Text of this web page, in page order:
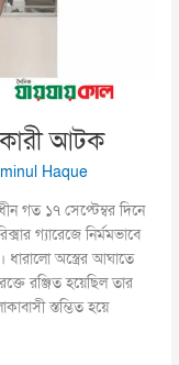
আটক
Haque
গত ১৭ সেপ্টেম্বর দিনে
গ্যারেজে নির্মমভাবে
অস্ত্রের আঘাতে
রঞ্জিত হয়েছিল তার
স্তম্ভিত হয়ে